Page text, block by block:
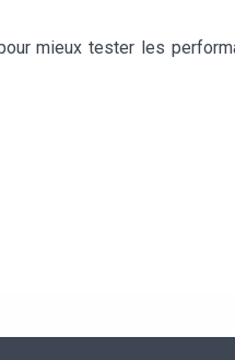
mieux tester les